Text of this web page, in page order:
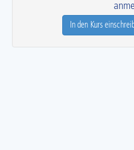
In den Kurs